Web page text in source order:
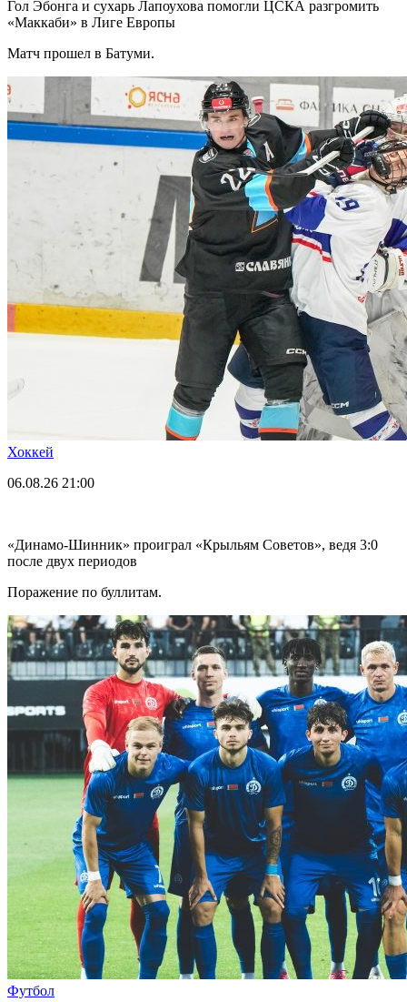
Гол Эбонга и сухарь Лапоухова помогли ЦСКА разгромить
«Маккаби» в Лиге Европы
Матч прошел в Батуми.
Хоккей
06.08.26 21:00
«Динамо-Шинник» проиграл «Крыльям Советов», ведя 3:0
после двух периодов
Поражение по буллитам.
Футбол